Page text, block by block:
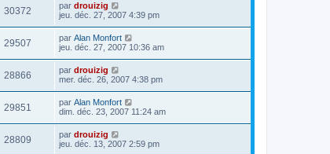
30372 par drouizig
jeu. déc. 27, 2007 4:39 pm
29507 par Alan Monfort
jeu. déc. 27, 2007 10:36 am
28866 par drouizig
mer. déc. 26, 2007 4:38 pm
29851 par Alan Monfort
dim. déc. 23, 2007 11:24 am
28809 par drouizig
jeu. déc. 13, 2007 2:59 pm